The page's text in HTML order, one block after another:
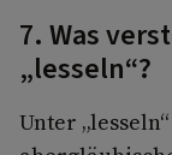
7. Was
„lesseln“?
Unter